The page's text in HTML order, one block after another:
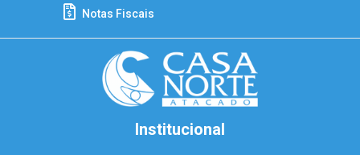
Notas Fiscais
Institucional